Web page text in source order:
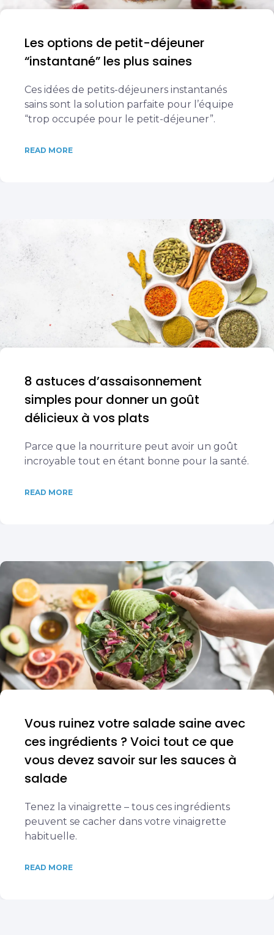
Les options de petit-déjeuner
“instantané” les plus saines
Ces idées de petits-déjeuners instantanés
sains sont la solution parfaite pour l’équipe
“trop occupée pour le petit-déjeuner”.
READ MORE
8 astuces d’assaisonnement
simples pour donner un goût
délicieux à vos plats
Parce que la nourriture peut avoir un goût
incroyable tout en étant bonne pour la santé.
READ MORE
Vous ruinez votre salade saine avec
ces ingrédients ? Voici tout ce que
vous devez savoir sur les sauces à
salade
Tenez la vinaigrette – tous ces ingrédients
peuvent se cacher dans votre vinaigrette
habituelle.
READ MORE